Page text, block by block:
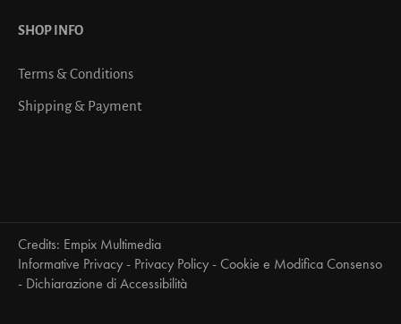
SHOP INFO
Terms & Conditions
Shipping & Payment
Credits: Empix Multimedia
Informative Privacy - Privacy Policy - Cookie e Modifica Consenso
- Dichiarazione di Accessibilità